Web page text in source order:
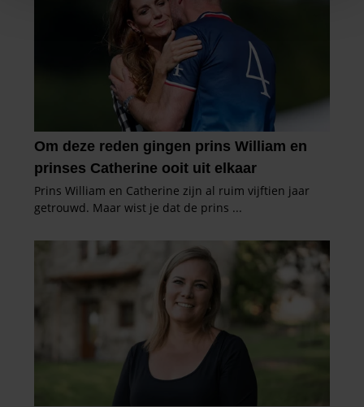
personaliseren, om functies voor social media te bieden
en om ons websiteverkeer te analyseren. Ook delen we
informatie over uw gebruik van onze site met onze
partners voor social media, adverteren en analyse. Deze
partners kunnen deze gegevens combineren met andere
informatie die u aan ze heeft verstrekt of die ze hebben
verzameld op basis van uw gebruik van hun services. U
gaat akkoord met onze cookies als u onze website blijft
gebruiken.